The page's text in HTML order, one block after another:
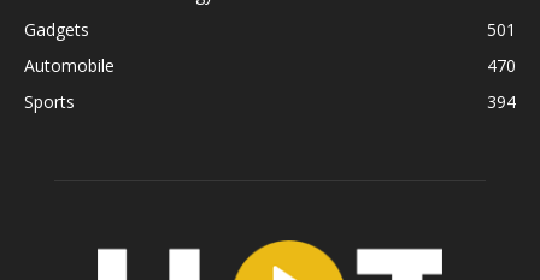
Gadgets
501
Automobile
470
Sports
394